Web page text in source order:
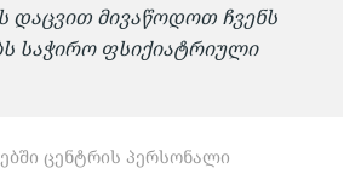
დაცვით მივაწოდოთ ჩვენს
საჭირო ფსიქიატრიული
ცენტრის პერსონალი